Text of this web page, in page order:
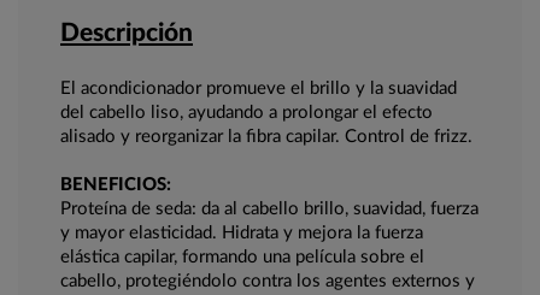
Descripción
El acondicionador promueve el brillo y la suavidad
del cabello liso, ayudando a prolongar el efecto
alisado y reorganizar la fibra capilar. Control de frizz.
BENEFICIOS:
Proteína de seda: da al cabello brillo, suavidad, fuerza
y ​​mayor elasticidad. Hidrata y mejora la fuerza
elástica capilar, formando una película sobre el
cabello, protegiéndolo contra los agentes externos y